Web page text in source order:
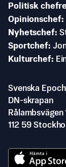
Politisk
Opinionschef
Nyhetschef
Sportchef
Kulturchef
Svenska
DN-skrapan
Rålambsvägen
112 59